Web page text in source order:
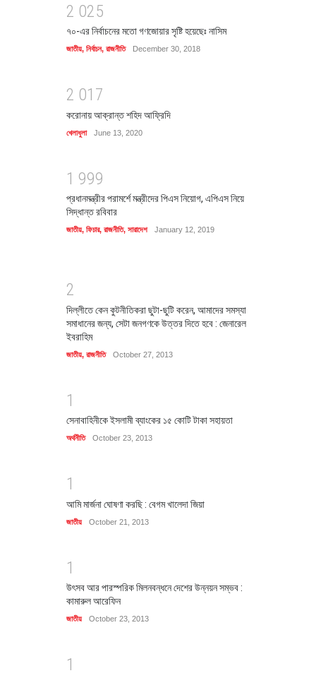
2 025
৭০-এর নির্বাচনের মতো গণজোয়ার সৃষ্টি হয়েছেঃ নাসিম
জাতীয়, নির্বাচন, রাজনীতি December 30, 2018
2 01 7
করোনায় আক্রান্ত শহিদ আফ্রিদি
খেলাধুলা June 13, 2020
1 999
প্রধানমন্ত্রীর পরামর্শে মন্ত্রীদের পিএস নিয়োগ, এপিএস নিয়ে
সিদ্ধান্ত রবিবার
জাতীয়, ফিচার, রাজনীতি, সারাদেশ January 12, 2019
2
দিল্লীতে কেন কুটনীতিকরা ছুটা-ছুটি করেন, আমাদের সমস্যা
সমাধানের জন্য, সেটা জনগণকে উত্তর দিতে হবে : জেনারেল
ইবরাহিম
জাতীয়, রাজনীতি October 27, 2013
1
সেনাবাহিনীকে ইসলামী ব্যাংকের ১৫ কোটি টাকা সহায়তা
অর্থনীতি October 23, 2013
1
আমি মার্জনা ঘোষণা করছি : বেগম খালেদা জিয়া
জাতীয় October 21, 2013
1
উৎসব আর পারস্পরিক মিলনবন্ধনে দেশের উন্নয়ন সম্ভব :
কামারুল আরেফিন
জাতীয় October 23, 2013
1